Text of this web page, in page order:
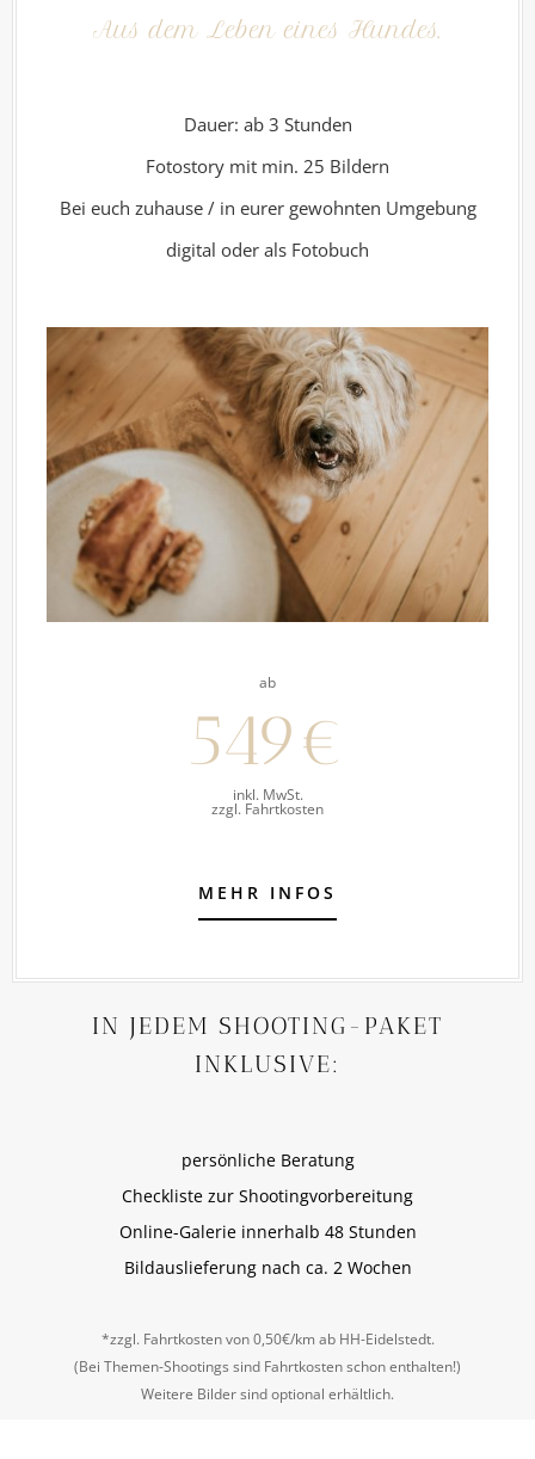
Aus dem Leben eines Hundes.
Dauer: ab 3 Stunden
Fotostory mit min. 25 Bildern
Bei euch zuhause / in eurer gewohnten Umgebung
digital oder als Fotobuch
ab
549€
inkl. MwSt.
zzgl. Fahrtkosten
MEHR INFOS
IN JEDEM SHOOTING-PAKET
INKLUSIVE:
persönliche Beratung
Checkliste zur Shootingvorbereitung
Online-Galerie innerhalb 48 Stunden
Bildauslieferung nach ca. 2 Wochen
*zzgl. Fahrtkosten von 0,50€/km ab HH-Eidelstedt.
(Bei Themen-Shootings sind Fahrtkosten schon enthalten!)
Weitere Bilder sind optional erhältlich.